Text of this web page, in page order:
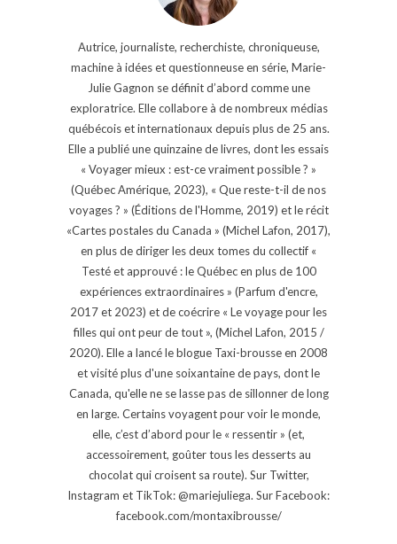
Autrice, journaliste, recherchiste, chroniqueuse,
machine à idées et questionneuse en série, Marie-
Julie Gagnon se définit d’abord comme une
exploratrice. Elle collabore à de nombreux médias
québécois et internationaux depuis plus de 25 ans.
Elle a publié une quinzaine de livres, dont les essais
« Voyager mieux : est-ce vraiment possible ? »
(Québec Amérique, 2023), « Que reste-t-il de nos
voyages ? » (Éditions de l'Homme, 2019) et le récit
«Cartes postales du Canada » (Michel Lafon, 2017),
en plus de diriger les deux tomes du collectif «
Testé et approuvé : le Québec en plus de 100
expériences extraordinaires » (Parfum d'encre,
2017 et 2023) et de coécrire « Le voyage pour les
filles qui ont peur de tout », (Michel Lafon, 2015 /
2020). Elle a lancé le blogue Taxi-brousse en 2008
et visité plus d'une soixantaine de pays, dont le
Canada, qu'elle ne se lasse pas de sillonner de long
en large. Certains voyagent pour voir le monde,
elle, c’est d’abord pour le « ressentir » (et,
accessoirement, goûter tous les desserts au
chocolat qui croisent sa route). Sur Twitter,
Instagram et TikTok: @mariejuliega. Sur Facebook:
facebook.com/montaxibrousse/